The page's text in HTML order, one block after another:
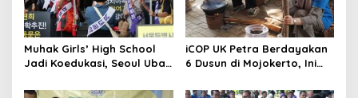
Muhak Girls’ High School
Jadi Koedukasi, Seoul Ubah
iCOP UK Petra Berdayakan
6 Dusun di Mojokerto, Ini